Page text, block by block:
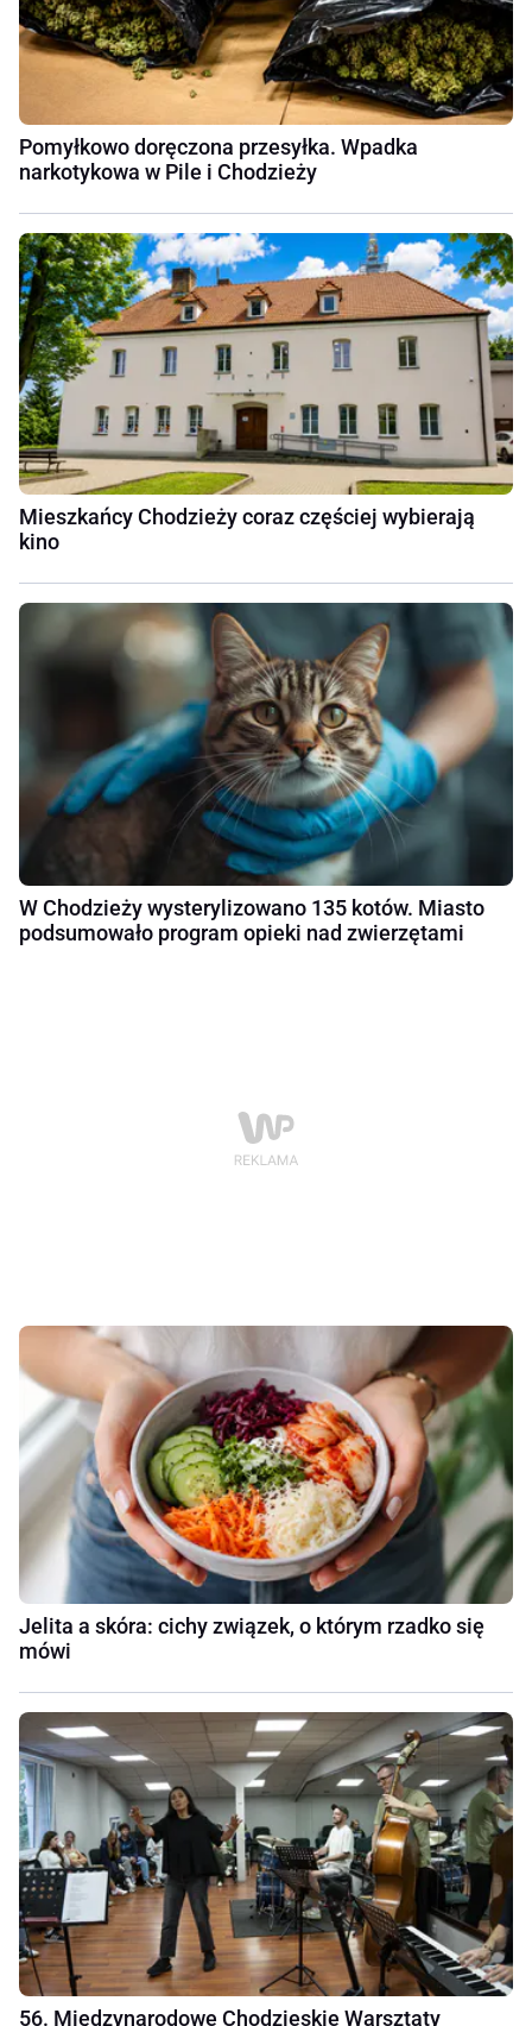
Pomyłkowo doręczona przesyłka. Wpadka
narkotykowa w Pile i Chodzieży
Mieszkańcy Chodzieży coraz częściej wybierają
kino
W Chodzieży wysterylizowano 135 kotów. Miasto
podsumowało program opieki nad zwierzętami
Jelita a skóra: cichy związek, o którym rzadko się
mówi
56. Międzynarodowe Chodzieskie Warsztaty